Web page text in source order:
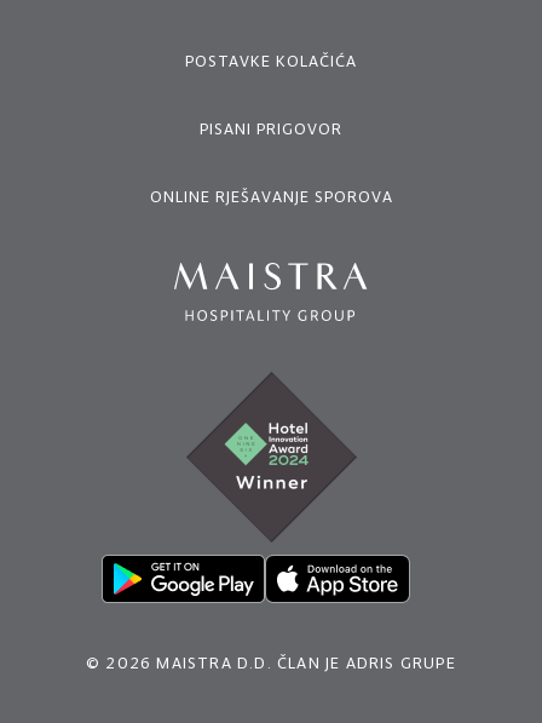
POSTAVKE KOLAČIĆA
PISANI PRIGOVOR
ONLINE RJEŠAVANJE SPOROVA
© 2026 MAISTRA D.D. ČLAN JE ADRIS GRUPE